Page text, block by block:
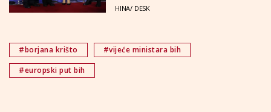
HINA/ DESK
#borjana krišto
#vijeće ministara bih
#europski put bih